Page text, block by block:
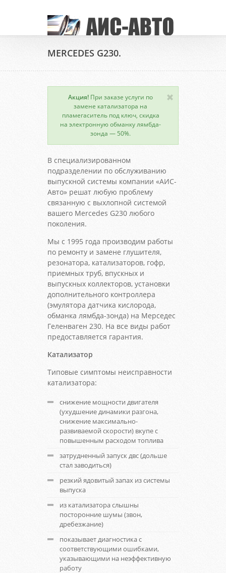
MERCEDES G230.
Акция! При заказе услуги по
замене катализатора на
пламегаситель под ключ, скидка
на электронную обманку лямбда-
зонда — 50%.
В специализированном
подразделении по обслуживанию
выпускной системы компании «АИС-
Авто» решат любую проблему
связанную с выхлопной системой
вашего Mercedes G230 любого
поколения.
Мы с 1995 года производим работы
по ремонту и замене глушителя,
резонатора, катализаторов, гофр,
приемных труб, впускных и
выпускных коллекторов, установки
дополнительного контроллера
(эмулятора датчика кислорода,
обманка лямбда-зонда) на Мерседес
Геленваген 230. На все виды работ
предоставляется гарантия.
Катализатор
Типовые симптомы неисправности
катализатора:
снижение мощности двигателя
(ухудшение динамики разгона,
снижение максимально-
развиваемой скорости) вкупе с
повышенным расходом топлива
затрудненный запуск двс (дольше
стал заводиться)
резкий ядовитый запах из системы
выпуска
из катализатора слышны
посторонние шумы (звон,
дребезжание)
показывает диагностика с
соответствующими ошибками,
указывающими на неэффективную
работу